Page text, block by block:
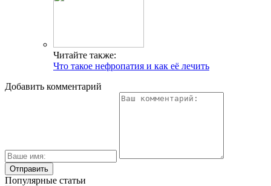
Читайте также:
Что такое нефропатия и как её лечить
Добавить комментарий
Популярные статьи